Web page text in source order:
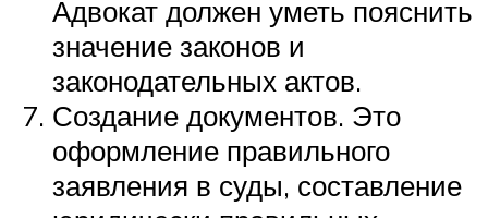
Адвокат должен уметь пояснить
значение законов и
законодательных актов.
Создание документов. Это
оформление правильного
заявления в суды, составление